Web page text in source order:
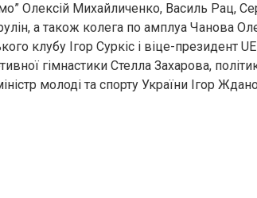
Олексій Михайличенко, Василь Рац,
а також колега по амплуа Чанова
клубу Ігор Суркіс і віце-президент
гімнастики Стелла Захарова,
молоді та спорту України Ігор